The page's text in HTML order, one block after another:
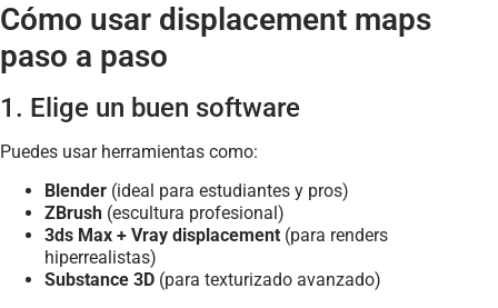
Cómo usar displacement maps
paso a paso
1. Elige un buen software
Puedes usar herramientas como:
Blender (ideal para estudiantes y pros)
ZBrush (escultura profesional)
3ds Max + Vray displacement (para renders
hiperrealistas)
Substance 3D (para texturizado avanzado)